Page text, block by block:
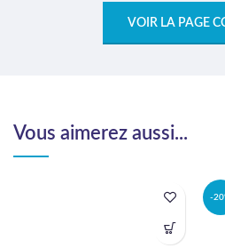
VOIR LA PAGE
Vous aimerez aussi...
-